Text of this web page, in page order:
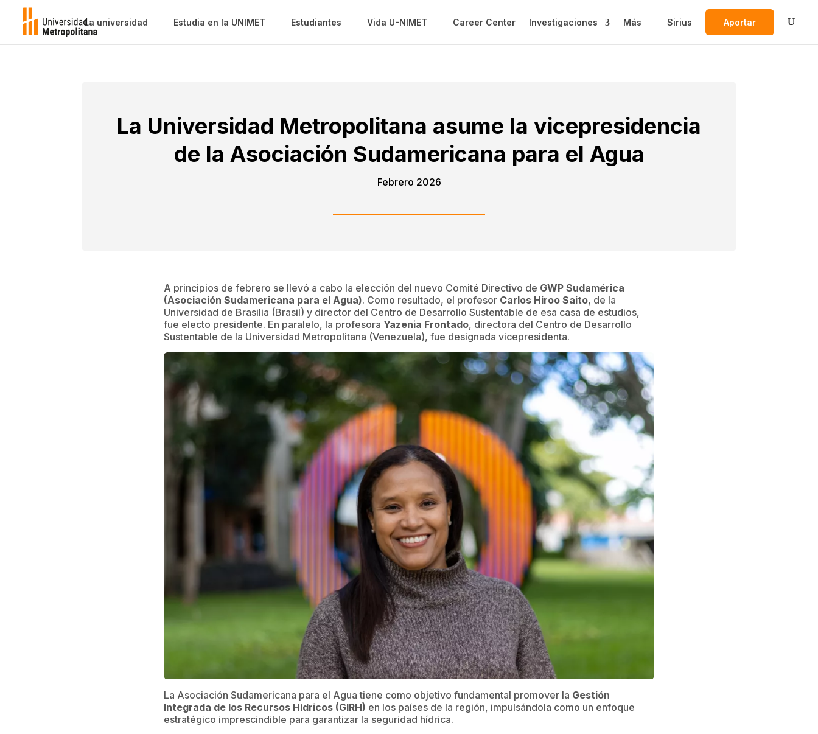
La universidad Estudia en la UNIMET Estudiantes Vida U-NIMET Career Center Investigaciones Más Sirius Aportar
La Universidad Metropolitana asume la vicepresidencia
de la Asociación Sudamericana para el Agua
Febrero 2026
A principios de febrero se llevó a cabo la elección del nuevo Comité Directivo de GWP Sudamérica
(Asociación Sudamericana para el Agua). Como resultado, el profesor Carlos Hiroo Saito, de la
Universidad de Brasilia (Brasil) y director del Centro de Desarrollo Sustentable de esa casa de estudios,
fue electo presidente. En paralelo, la profesora Yazenia Frontado, directora del Centro de Desarrollo
Sustentable de la Universidad Metropolitana (Venezuela), fue designada vicepresidenta.
La Asociación Sudamericana para el Agua tiene como objetivo fundamental promover la Gestión
Integrada de los Recursos Hídricos (GIRH) en los países de la región, impulsándola como un enfoque
estratégico imprescindible para garantizar la seguridad hídrica.